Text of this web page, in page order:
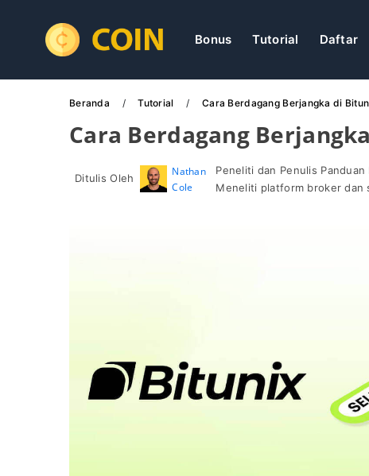
Bonus Tutorial Daftar
Beranda Tutorial Cara Berdagang Berjangka di
Cara Berdagang
Ditulis Oleh
Nathan
Cole
Peneliti dan Penulis
Meneliti platform broker dan